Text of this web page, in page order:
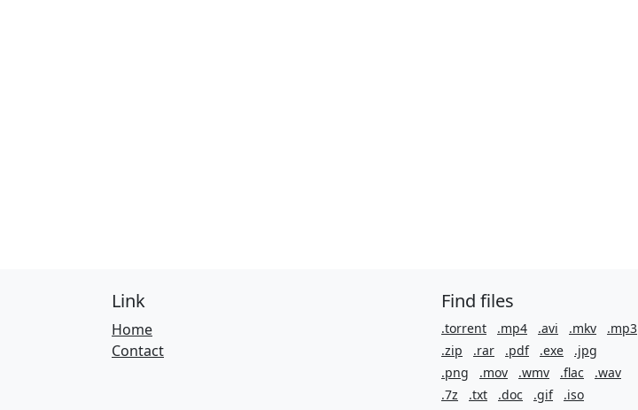
Link
Home
Contact
Find files
.torrent .mp4 .avi .mkv
.mp3
.zip
.rar .pdf .exe
.jpg
.png
.mov .wmv .flac
.wav
.7z
.txt .doc .gif .iso